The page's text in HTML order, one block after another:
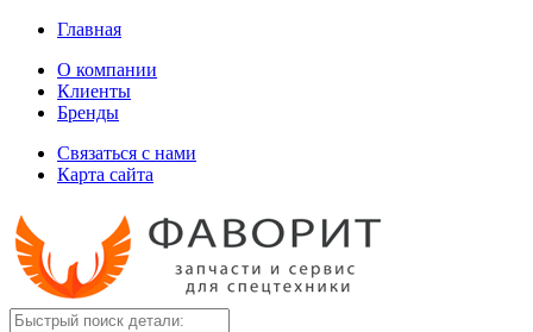
Главная
О компании
Клиенты
Бренды
Связаться с нами
Карта сайта